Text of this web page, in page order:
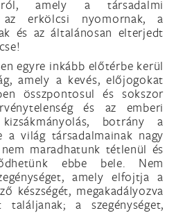
amely a társadalmi
az erkölcsi nyomornak, a
és az általánosan elterjedt
egyre inkább előtérbe kerül
amely a kevés, előjogokat
összpontosul és sokszor
és az emberi
botrány a
a világ társadalmainak nagy
maradhatunk tétlenül és
ebbe bele. Nem
amely elfojtja a
készségét, megakadályozva
a szegénységet,